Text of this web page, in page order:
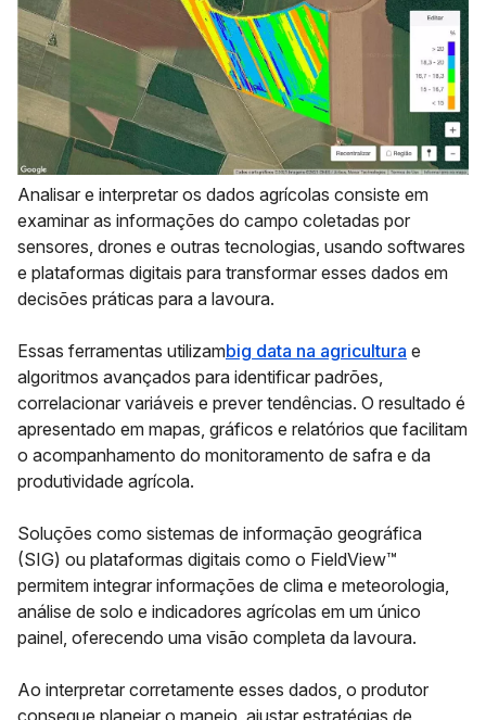
Analisar e interpretar os dados agrícolas consiste em
examinar as informações do campo coletadas por
sensores, drones e outras tecnologias, usando softwares
e plataformas digitais para transformar esses dados em
decisões práticas para a lavoura.
Essas ferramentas utilizambig data na agricultura e
algoritmos avançados para identificar padrões,
correlacionar variáveis e prever tendências. O resultado é
apresentado em mapas, gráficos e relatórios que facilitam
o acompanhamento do monitoramento de safra e da
produtividade agrícola.
Soluções como sistemas de informação geográfica
(SIG) ou plataformas digitais como o FieldView™
permitem integrar informações de clima e meteorologia,
análise de solo e indicadores agrícolas em um único
painel, oferecendo uma visão completa da lavoura.
Ao interpretar corretamente esses dados, o produtor